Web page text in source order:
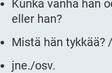
Kunka vanha hän
eller han?
Mistä hän tykkää?
jne./osv.